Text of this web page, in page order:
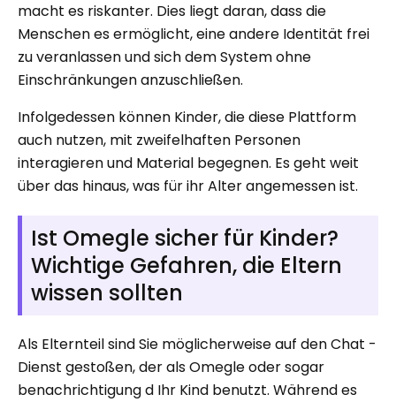
macht es riskanter. Dies liegt daran, dass die
Menschen es ermöglicht, eine andere Identität frei
zu veranlassen und sich dem System ohne
Einschränkungen anzuschließen.
Infolgedessen können Kinder, die diese Plattform
auch nutzen, mit zweifelhaften Personen
interagieren und Material begegnen. Es geht weit
über das hinaus, was für ihr Alter angemessen ist.
Ist Omegle sicher für Kinder?
Wichtige Gefahren, die Eltern
wissen sollten
Als Elternteil sind Sie möglicherweise auf den Chat -
Dienst gestoßen, der als Omegle oder sogar
benachrichtigung d Ihr Kind benutzt. Während es